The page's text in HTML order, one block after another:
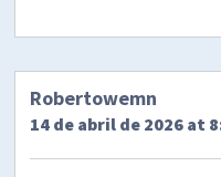
Robertowemn
14 de abril de 2026 at